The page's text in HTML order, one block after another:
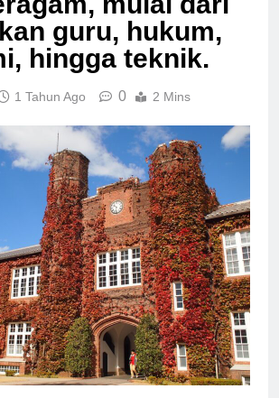
guru, hukum,
hingga teknik.
1 Tahun Ago 0 2 Mins